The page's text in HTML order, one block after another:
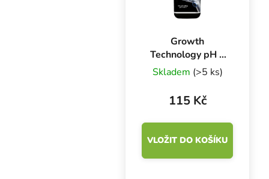
Growth
Technology pH 7
Buffer 300 ml,
kalibrační roztok
Skladem (>5 ks)
115 Kč
VLOŽIT DO KOŠÍKU